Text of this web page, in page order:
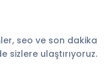
seo ve son dakika
sizlere ulaştırıyoruz.